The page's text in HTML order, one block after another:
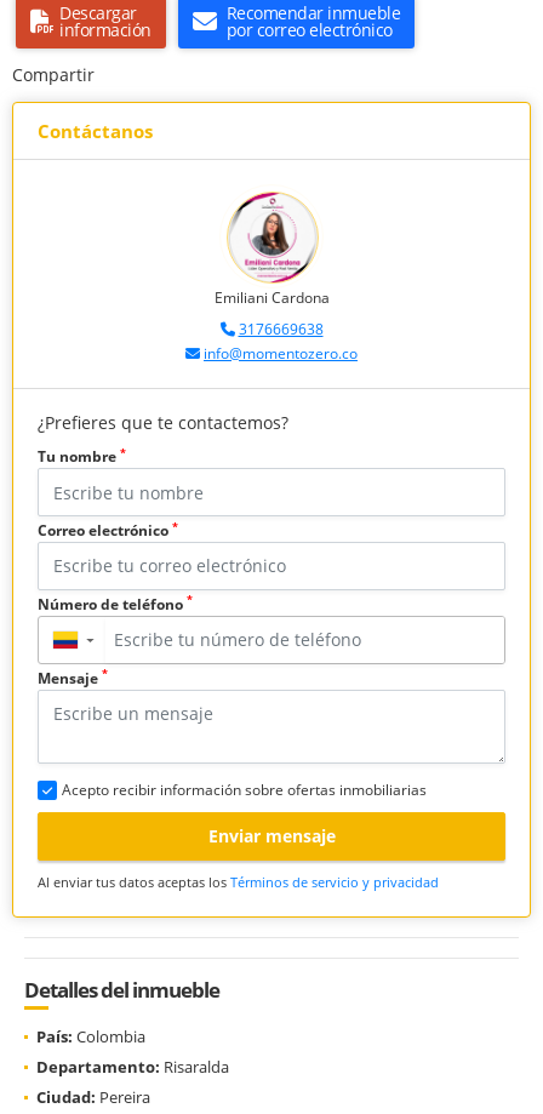
Descargar
información
Recomendar inmueble
por correo electrónico
Compartir
Contáctanos
Emiliani Cardona
3176669638
info@momentozero.co
¿Prefieres que te contactemos?
Tu nombre *
Correo electrónico *
Número de teléfono *
▼
Mensaje *
Acepto recibir información sobre ofertas inmobiliarias
Enviar mensaje
Al enviar tus datos aceptas los Términos de servicio y privacidad
Detalles del inmueble
País: Colombia
Departamento: Risaralda
Ciudad: Pereira